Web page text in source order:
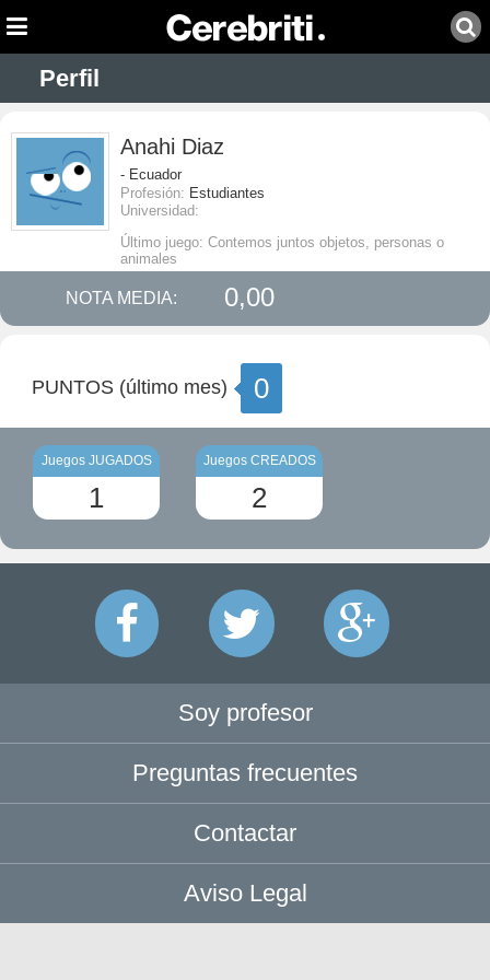
Perfil
Anahi Diaz
- Ecuador
Profesión: Estudiantes
Universidad:
Último juego: Contemos juntos objetos, personas o
animales
NOTA MEDIA: 0,00
PUNTOS (último mes) 0
Juegos JUGADOS
1
Juegos CREADOS
2
Soy profesor
Preguntas frecuentes
Contactar
Aviso Legal